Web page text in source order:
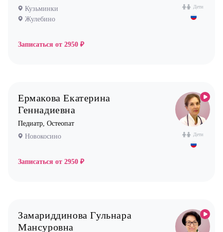
Дети
Кузьминки
Жулебино
Записаться от 2950 ₽
Дети
Ермакова Екатерина
Геннадиевна
Педиатр, Остеопат
Новокосино
Записаться от 2950 ₽
Замариддинова Гульнара
Мансуровна